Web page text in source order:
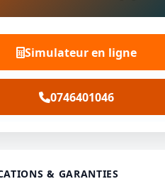
Simulateur en ligne
0746401046
& GARANTIES